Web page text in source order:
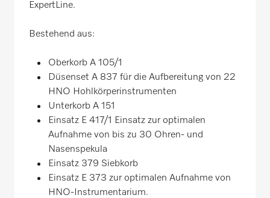
ExpertLine.
Bestehend aus:
Oberkorb A 105/1
Düsenset A 837 für die Aufbereitung von 22
HNO Hohlkörperinstrumenten
Unterkorb A 151
Einsatz E 417/1 Einsatz zur optimalen
Aufnahme von bis zu 30 Ohren- und
Nasenspekula
Einsatz 379 Siebkorb
Einsatz E 373 zur optimalen Aufnahme von
HNO-Instrumentarium.